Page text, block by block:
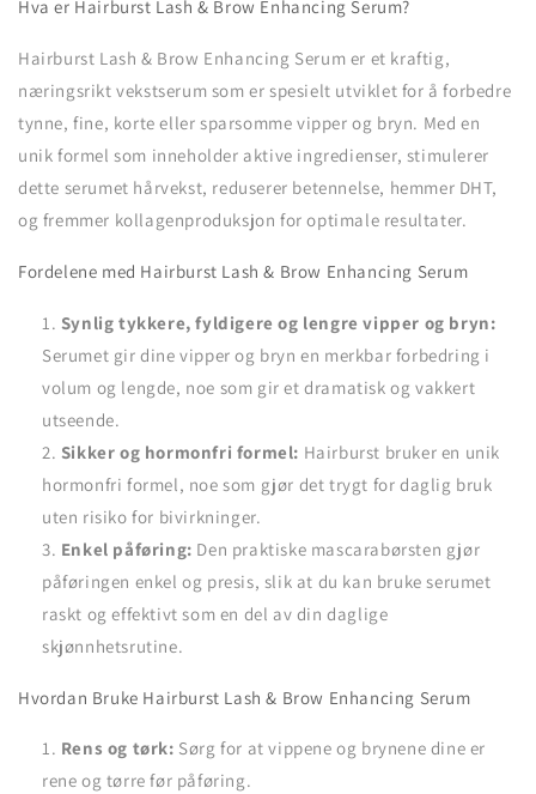
Hva er Hairburst Lash & Brow Enhancing Serum?
Hairburst Lash & Brow Enhancing Serum er et kraftig,
næringsrikt vekstserum som er spesielt utviklet for å forbedre
tynne, fine, korte eller sparsomme vipper og bryn. Med en
unik formel som inneholder aktive ingredienser, stimulerer
dette serumet hårvekst, reduserer betennelse, hemmer DHT,
og fremmer kollagenproduksjon for optimale resultater.
Fordelene med Hairburst Lash & Brow Enhancing Serum
Synlig tykkere, fyldigere og lengre vipper og bryn:
Serumet gir dine vipper og bryn en merkbar forbedring i
volum og lengde, noe som gir et dramatisk og vakkert
utseende.
Sikker og hormonfri formel: Hairburst bruker en unik
hormonfri formel, noe som gjør det trygt for daglig bruk
uten risiko for bivirkninger.
Enkel påføring: Den praktiske mascarabørsten gjør
påføringen enkel og presis, slik at du kan bruke serumet
raskt og effektivt som en del av din daglige
skjønnhetsrutine.
Hvordan Bruke Hairburst Lash & Brow Enhancing Serum
Rens og tørk: Sørg for at vippene og brynene dine er
rene og tørre før påføring.